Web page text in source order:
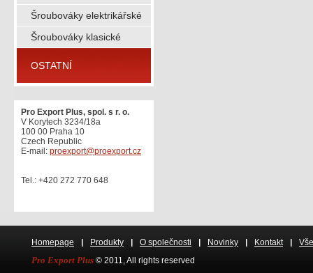
Šroubováky elektrikářské
Šroubováky klasické
OSTATNÍ
Pro Export Plus, spol. s r. o.
V Korytech 3234/18a
100 00 Praha 10
Czech Republic
E-mail: proexport@proexport.cz
Tel.: +420 272 770 648
Homepage Produkty O společnosti Novinky Kontakt
Pro Export Plus © 2011, All rights